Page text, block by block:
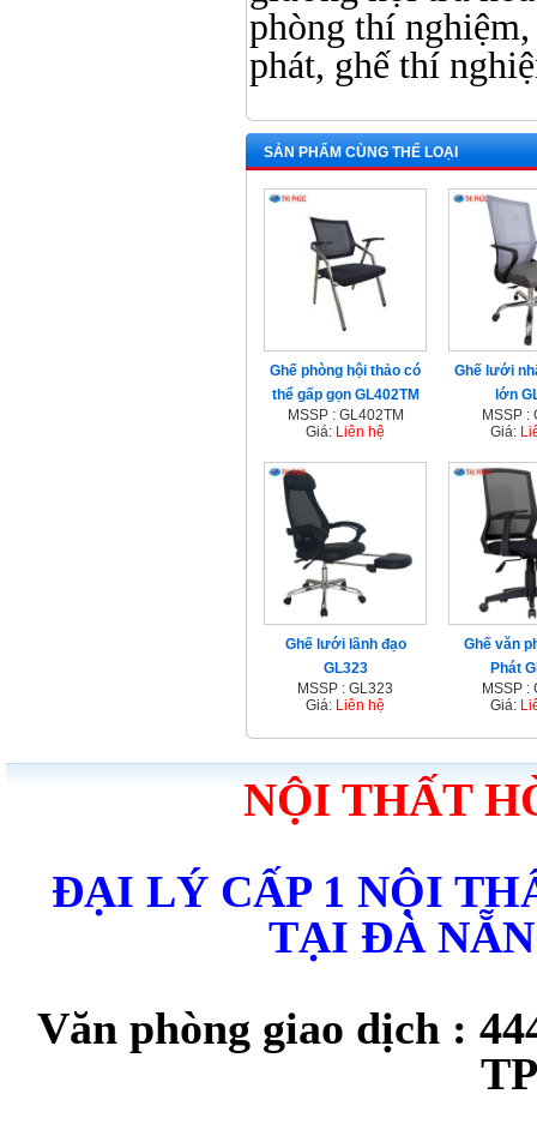
phòng thí
phát, ghế thí
SẢN PHẨM CÙNG THỂ LOẠI
Ghế phòng hội thảo có
thể gấp gọn GL402TM
MSSP : GL402TM
Giá: Liên hệ
Ghế lưới
lớn
MSSP :
Giá:
Ghế lưới lãnh đạo
GL323
MSSP : GL323
Giá: Liên hệ
Ghế văn
Phát
MSSP :
Giá:
NỘI THẤT
ĐẠI LÝ CẤP 1 NỘI
TẠI ĐÀ
Văn phòng giao dịch :